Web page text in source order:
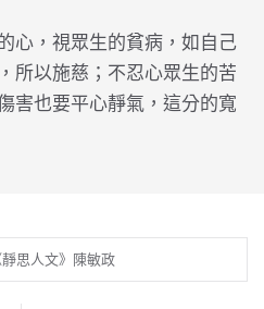
心，視眾生的貧病，如自己
所以施慈；不忍心眾生的苦
害也要平心靜氣，這分的寬
思人文》陳敏政